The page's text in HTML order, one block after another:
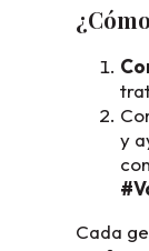
y
Cada